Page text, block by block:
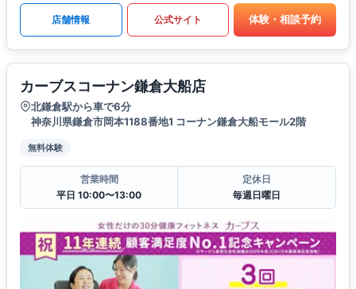
店舗情報 公式サイト 体験・相談予約
カーブスコーナン鎌倉大船店
北鎌倉駅から車で6分
神奈川県鎌倉市岡本1188番地1 コーナン鎌倉大船モール2階
無料体験
営業時間
平日 10:00〜13:00
定休日
毎週日曜日